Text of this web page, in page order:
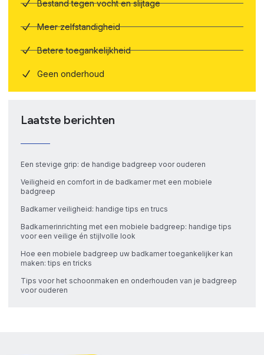
Bestand tegen vocht en slijtage
Meer zelfstandigheid
Betere toegankelijkheid
Geen onderhoud
Laatste berichten
Een stevige grip: de handige badgreep voor ouderen
Veiligheid en comfort in de badkamer met een mobiele
badgreep
Badkamer veiligheid: handige tips en trucs
Badkamerinrichting met een mobiele badgreep: handige tips
voor een veilige én stijlvolle look
Hoe een mobiele badgreep uw badkamer toegankelijker kan
maken: tips en tricks
Tips voor het schoonmaken en onderhouden van je badgreep
voor ouderen